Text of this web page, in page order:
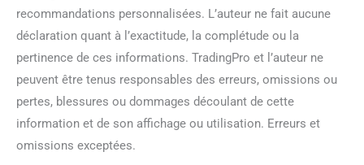
recommandations personnalisées. L’auteur ne fait aucune
déclaration quant à l’exactitude, la complétude ou la
pertinence de ces informations. TradingPro et l’auteur ne
peuvent être tenus responsables des erreurs, omissions ou
pertes, blessures ou dommages découlant de cette
information et de son affichage ou utilisation. Erreurs et
omissions exceptées.